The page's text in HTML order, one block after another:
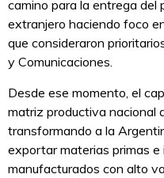
camino para la entrega del
extranjero haciendo foco
que consideraron
y Comunicaciones.
Desde ese momento, el
matriz productiva nacional
transformando a la
exportar materias primas
manufacturados con alto